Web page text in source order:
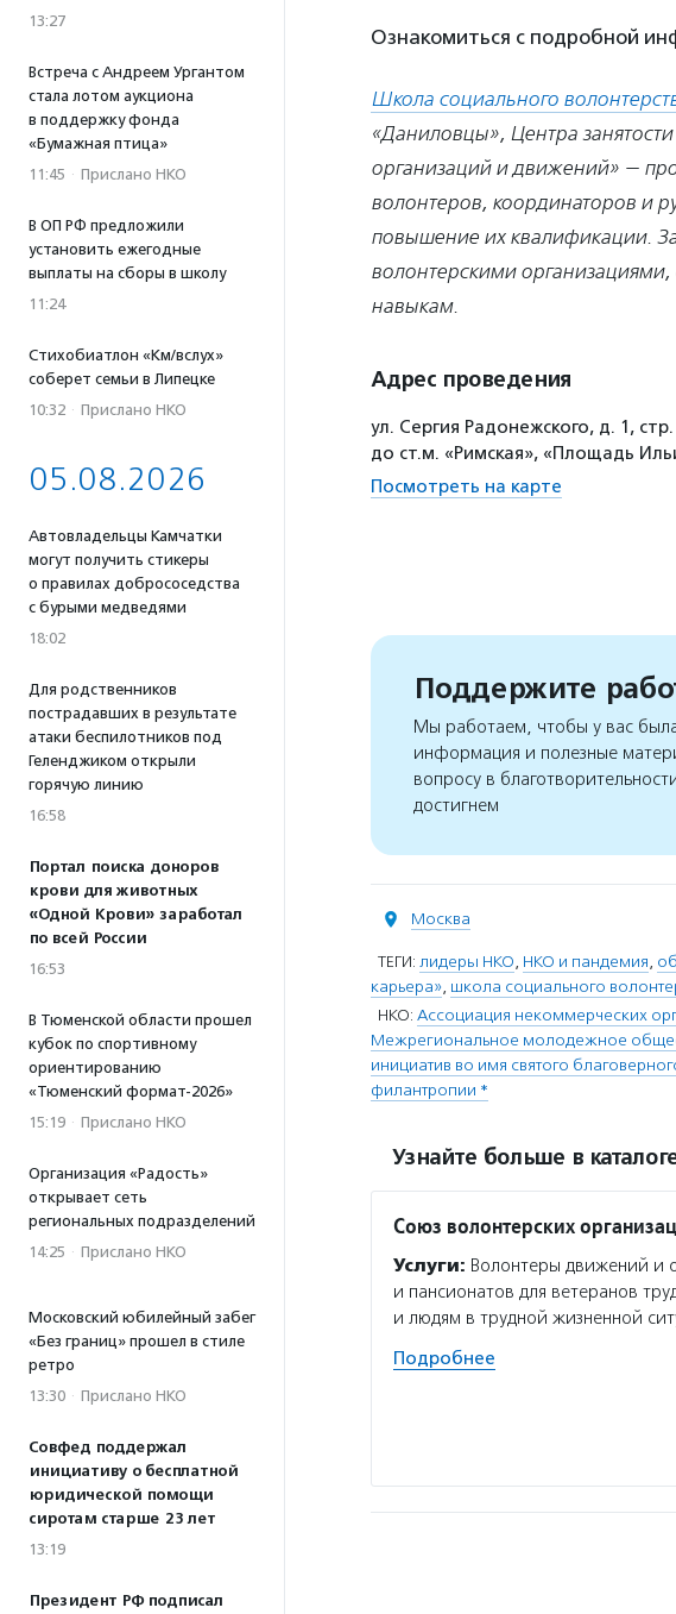
13:27
Встреча с Андреем Ургантом
стала лотом аукциона
в поддержку фонда
«Бумажная птица»
11:45 · Прислано НКО
В ОП РФ предложили
установить ежегодные
выплаты на сборы в школу
11:24
Стихобиатлон «Км/вслух»
соберет семьи в Липецке
10:32 · Прислано НКО
05.08.2026
Автовладельцы Камчатки
могут получить стикеры
о правилах добрососедства
с бурыми медведями
18:02
Для родственников
пострадавших в результате
атаки беспилотников под
Геленджиком открыли
горячую линию
16:58
Портал поиска доноров
крови для животных
«Одной Крови» заработал
по всей России
16:53
В Тюменской области прошел
кубок по спортивному
ориентированию
«Тюменский формат-2026»
15:19 · Прислано НКО
Организация «Радость»
открывает сеть
региональных подразделений
14:25 · Прислано НКО
Московский юбилейный забег
«Без границ» прошел в стиле
ретро
13:30 · Прислано НКО
Совфед поддержал
инициативу о бесплатной
юридической помощи
сиротам старше 23 лет
13:19
Президент РФ подписал
Ознакомиться с подробной
Школа социального
«Даниловцы», Центра
организаций и движений» —
волонтеров, координаторов и
повышение их квалификации.
волонтерскими
навыкам.
Адрес проведения
ул. Сергия Радонежского, д. 1,
до ст.м. «Римская», «Площадь
Посмотреть на карте
Поддержите
Мы работаем, чтобы у вас была
информация и полезные
вопросу в
достигнем
Москва
ТЕГИ: лидеры НКО, НКО и пандемия,
карьера», школа социального
НКО: Ассоциация некоммерческих
Межрегиональное молодежное
инициатив во имя святого
филантропии *
Узнайте больше в
Союз волонтерских
Услуги: Волонтеры движений и
и пансионатов для ветеранов
и людям в трудной жизненной
Подробнее